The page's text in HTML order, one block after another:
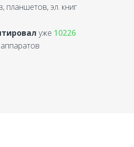
планшетов, эл. книг
уже 10226
аппаратов